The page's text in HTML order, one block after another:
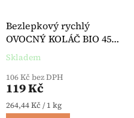
5,0 z 5 hvězdiček.
Bezlepkový rychlý
OVOCNÝ KOLÁČ BIO 450
g (2 x 225 g) - Bauck
Průměrné hodnocení produktu
Skladem
106 Kč bez DPH
119 Kč
Měrná cena:
264,44 Kč / 1 kg